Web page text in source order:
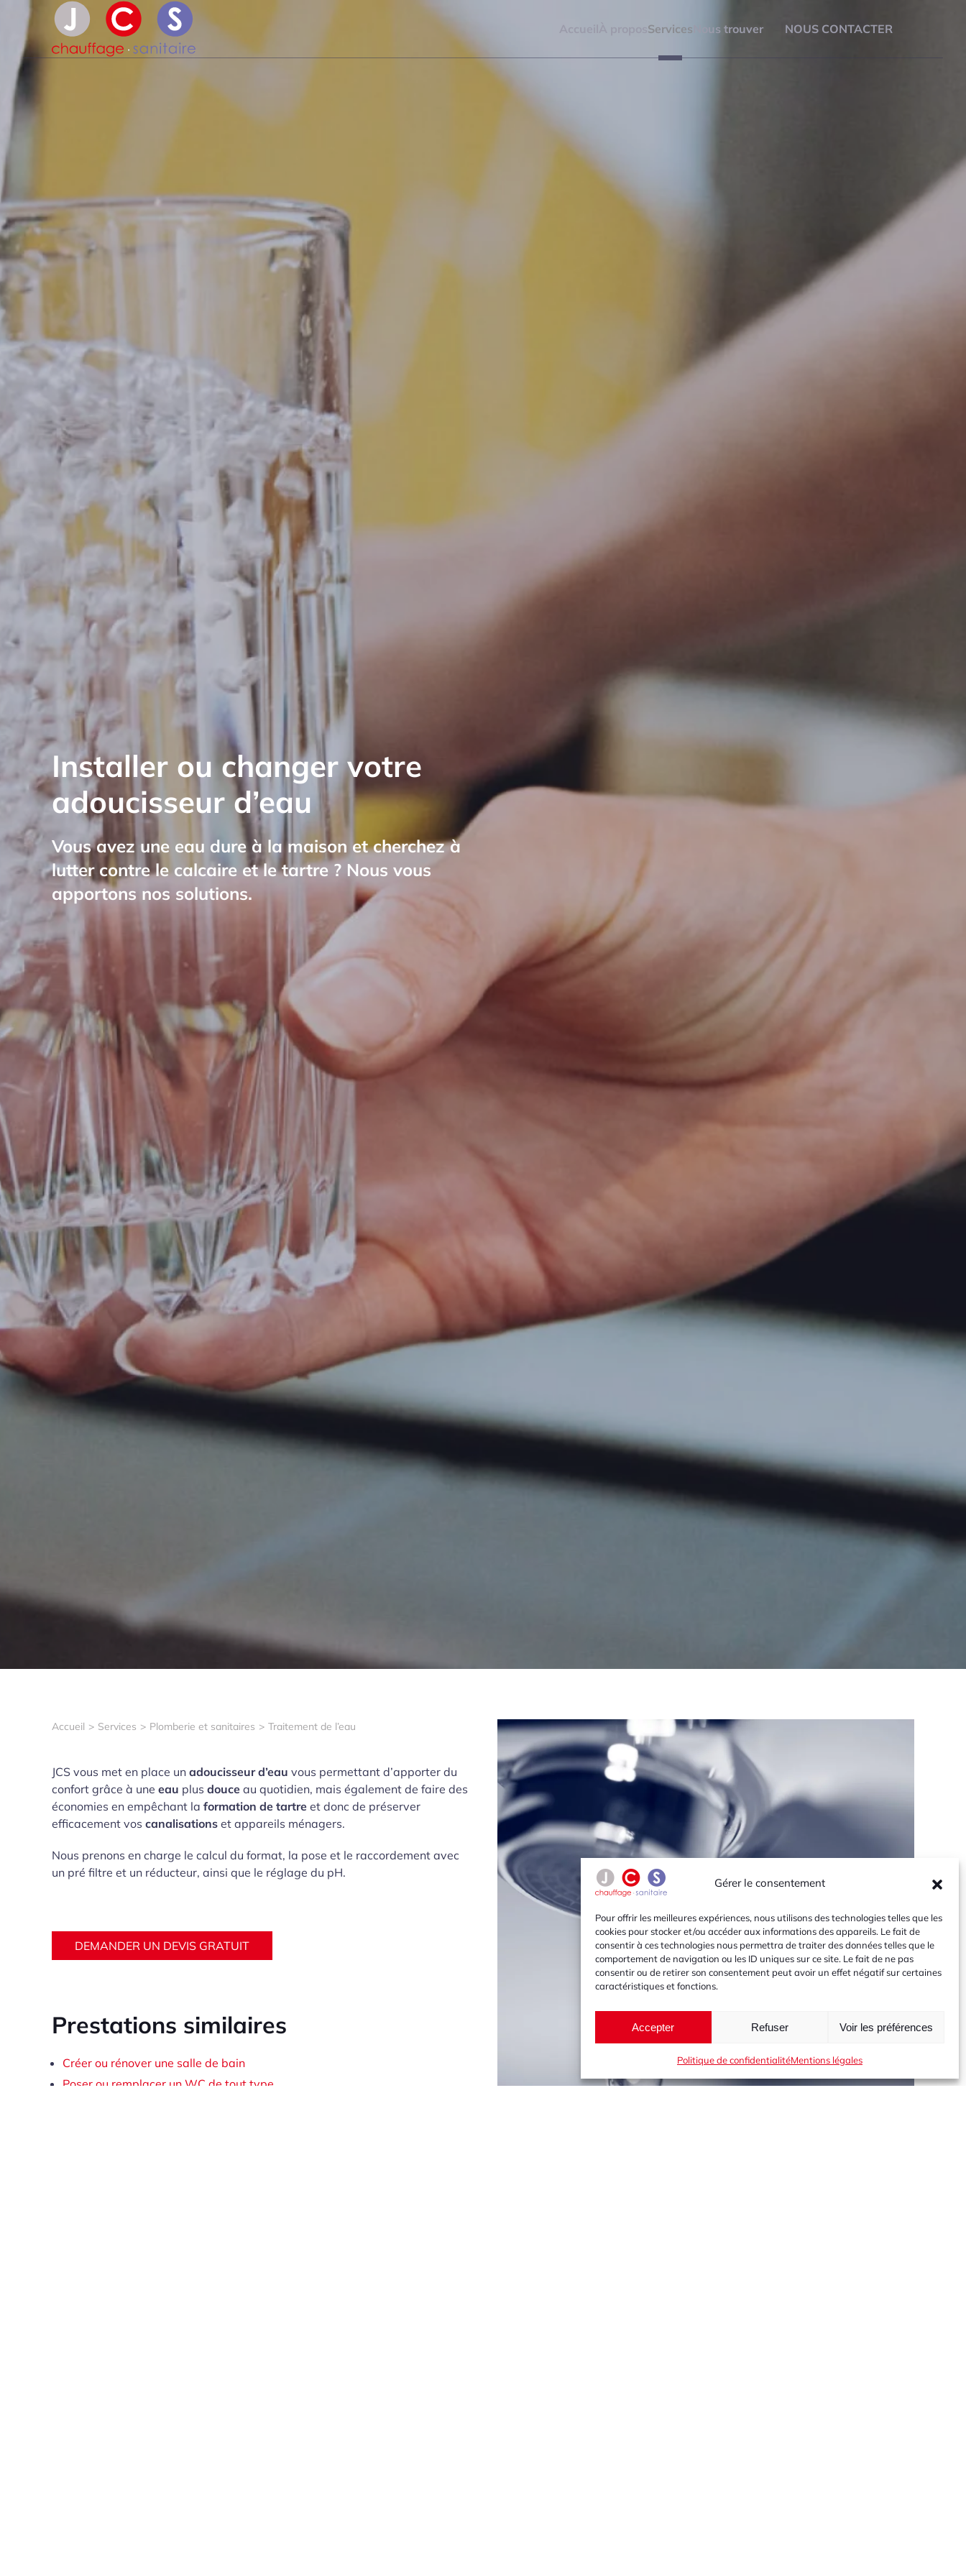
Gérer le consentement
Pour offrir les meilleures expériences, nous utilisons des technologies telles que les
cookies pour stocker et/ou accéder aux informations des appareils. Le fait de
consentir à ces technologies nous permettra de traiter des données telles que le
comportement de navigation ou les ID uniques sur ce site. Le fait de ne pas
consentir ou de retirer son consentement peut avoir un effet négatif sur certaines
caractéristiques et fonctions.
Accepter Refuser Voir les préférences
Politique de confidentialitéMentions légales
Passer au contenu principal
Services Nous trouver NOUS CONTACTER
Installer ou changer votre
adoucisseur d’eau
Vous avez une eau dure à la maison et cherchez à
lutter contre le calcaire et le tartre ? Nous vous
apportons nos solutions.
Accueil Services Plomberie et sanitaires Traitement de l’eau
JCS vous met en place un adoucisseur d’eau vous permettant d’apporter du
confort grâce à une eau plus douce au quotidien, mais également de faire des
économies en empêchant la formation de tartre et donc de préserver
efficacement vos canalisations et appareils ménagers.
Nous prenons en charge le calcul du format, la pose et le raccordement avec
un pré filtre et un réducteur, ainsi que le réglage du pH.
DEMANDER UN DEVIS GRATUIT
Prestations similaires
Créer ou rénover une salle de bain
Poser ou remplacer un WC de tout type